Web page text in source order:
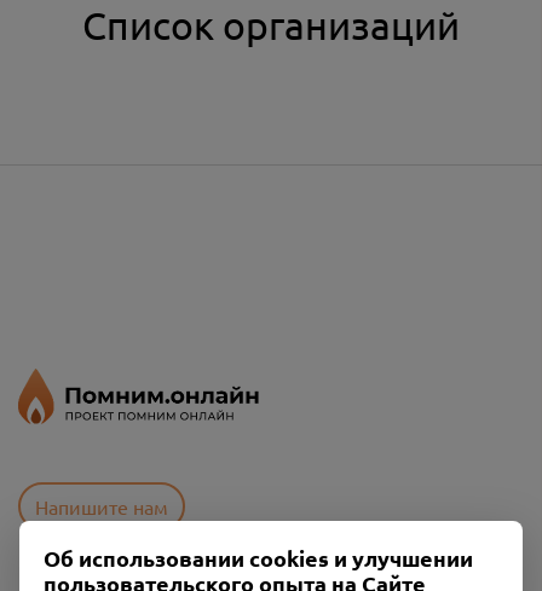
Список организаций
Напишите нам
Об использовании cookies и улучшении
пользовательского опыта на Сайте